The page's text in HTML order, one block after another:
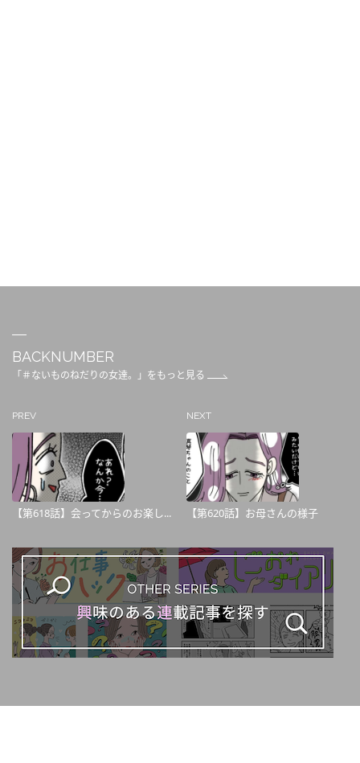
BACKNUMBER
「＃ないものねだりの女達。」をもっと見る
PREV
【第618話】会ってからのお楽し...
NEXT
【第620話】お母さんの様子